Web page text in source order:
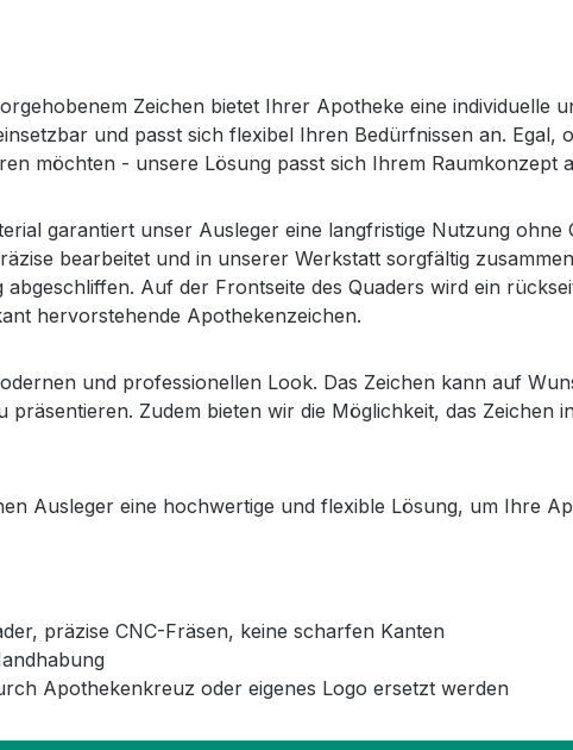
Zeichen bietet Ihrer Apotheke eine individuelle
und passt sich flexibel Ihren Bedürfnissen an.
möchten - unsere Lösung passt sich Ihrem Raumkonzept
garantiert unser Ausleger eine langfristige Nutzung ohne
bearbeitet und in unserer Werkstatt sorgfältig
Auf der Frontseite des Quaders wird ein
hervorstehende Apothekenzeichen.
und professionellen Look. Das Zeichen kann auf
Zudem bieten wir die Möglichkeit, das Zeichen
Ausleger eine hochwertige und flexible Lösung, um Ihre
präzise CNC-Fräsen, keine scharfen Kanten
Apothekenkreuz oder eigenes Logo ersetzt werden